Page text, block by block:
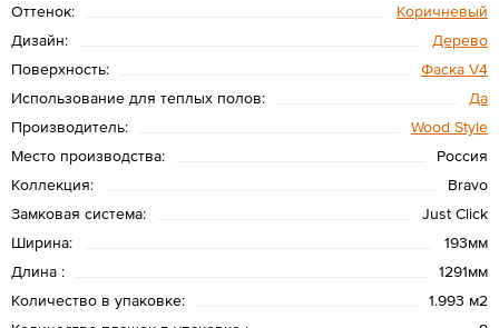
Оттенок:
Коричневый
Дизайн:
Дерево
Поверхность:
Фаска V4
Использование для теплых полов:
Да
Производитель:
Wood Style
Место производства:
Россия
Коллекция:
Bravo
Замковая система:
Just Click
Ширина:
193мм
Длина :
1291мм
Количество в упаковке:
1.993 м2